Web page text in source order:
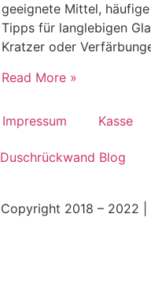
geeignete Mittel, häufige
Tipps für langlebigen
Kratzer oder
Read More »
Impressum Kasse
Duschrückwand Blog
Copyright 2018 – 2022 |